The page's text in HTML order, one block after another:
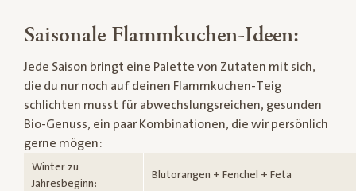
Saisonale Flammkuchen-Ideen:
Jede Saison bringt eine Palette von Zutaten mit sich,
die du nur noch auf deinen Flammkuchen-Teig
schlichten musst für abwechslungsreichen, gesunden
Bio-Genuss, ein paar Kombinationen, die wir persönlich
gerne mögen:
Winter zu
Jahresbeginn:
Blutorangen + Fenchel + Feta